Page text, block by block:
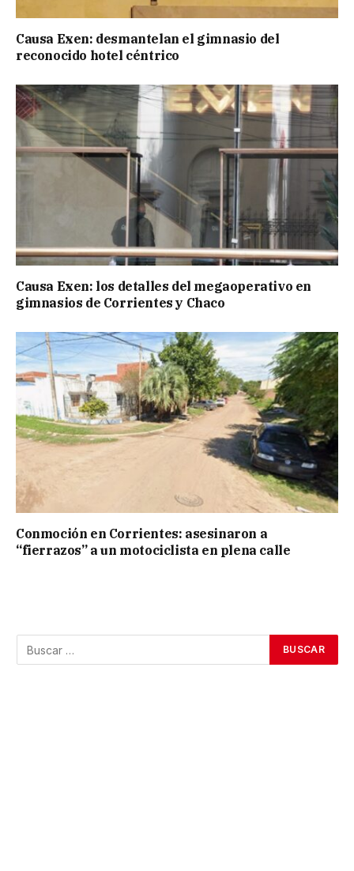
Causa Exen: desmantelan el gimnasio del
reconocido hotel céntrico
Causa Exen: los detalles del megaoperativo en
gimnasios de Corrientes y Chaco
Conmoción en Corrientes: asesinaron a
“fierrazos” a un motociclista en plena calle